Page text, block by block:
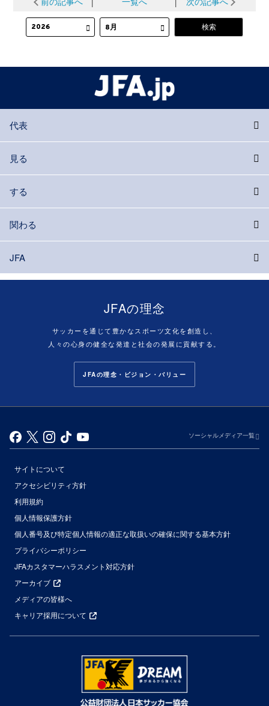
代表
見る
する
関わる
JFA
JFAの理念
サッカーを通じて豊かなスポーツ文化を創造し、
人々の心身の健全な発達と社会の発展に貢献する。
JFAの理念・ビジョン・バリュー
ソーシャルメディア一覧
サイトについて
アクセシビリティ方針
利用規約
個人情報保護方針
個人番号及び特定個人情報の適正な取扱いの確保に関する基本方針
プライバシーポリシー
JFAカスタマーハラスメント対応方針
アーカイブ
メディアの皆様へ
キャリア採用について